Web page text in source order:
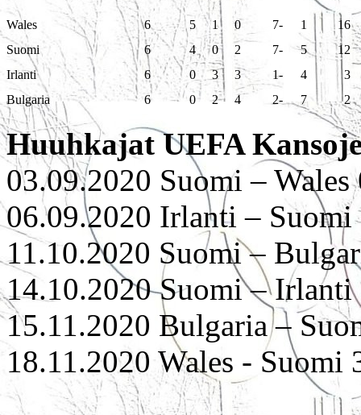
Wales 6 5 1 0 7- 1
16
Suomi
6 4 0 2 7- 5
12
Irlanti
6 0 3 3 1- 4
3
Bulgaria
6 0 2 4 2- 7 2
Huuhkajat UEFA
03.09.2020 Suomi –
06.09.2020 Irlanti –
11.10.2020 Suomi –
14.10.2020 Suomi –
15.11.2020 Bulgaria –
18.11.2020 Wales -